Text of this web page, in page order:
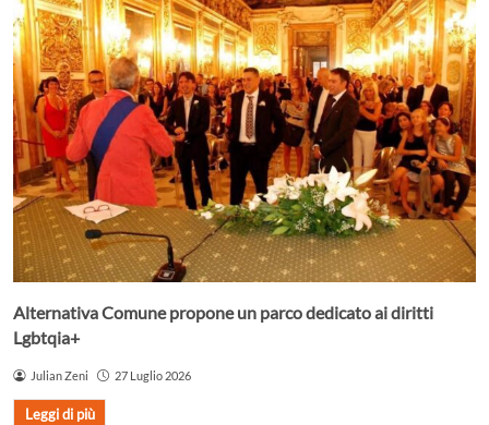
Alternativa Comune propone un parco dedicato ai diritti
Lgbtqia+
Julian Zeni 27 Luglio 2026
Leggi di più